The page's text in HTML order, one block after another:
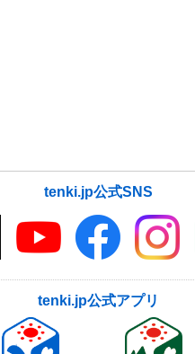
tenki.jp公式SNS
tenki.jp公式アプリ